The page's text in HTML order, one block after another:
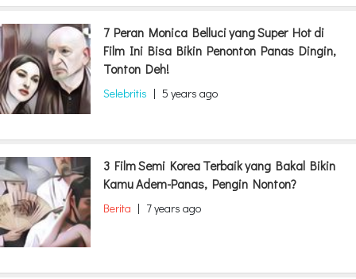
7 Peran Monica Belluci yang Super Hot di
Film Ini Bisa Bikin Penonton Panas Dingin,
Tonton Deh!
Selebritis | 5 years ago
3 Film Semi Korea Terbaik yang Bakal Bikin
Kamu Adem-Panas, Pengin Nonton?
Berita | 7 years ago